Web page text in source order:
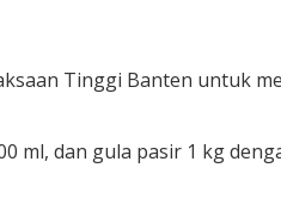
Tinggi Banten untuk
dan gula pasir 1 kg